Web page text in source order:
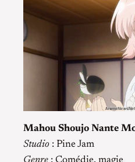
Mahou Shoujo Nante
Studio : Pine Jam